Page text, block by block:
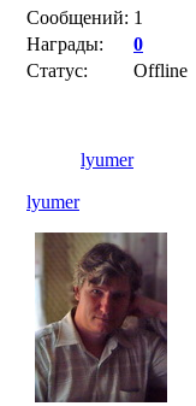
Сообщений: 1
Награды:
0
Статус:
Offline
lyumer
lyumer